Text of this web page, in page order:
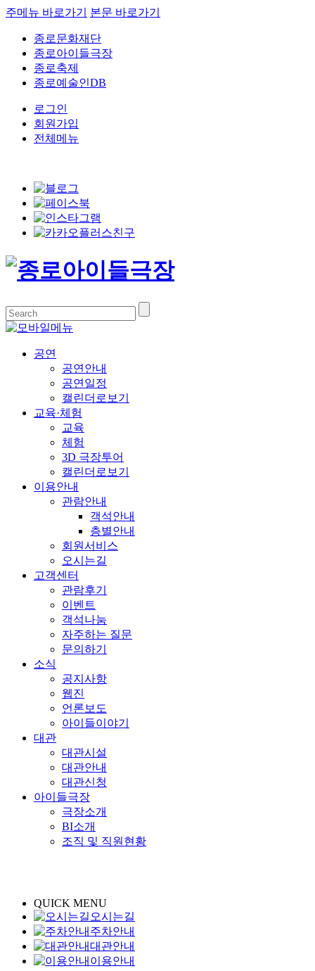
주메뉴 바로가기 본문 바로가기
종로문화재단
종로아이들극장
종로축제
종로예술인DB
로그인
회원가입
전체메뉴
공연
공연안내
공연일정
캘린더로보기
교육·체험
교육
체험
3D 극장투어
캘린더로보기
이용안내
관람안내
객석안내
층별안내
회원서비스
오시는길
고객센터
관람후기
이벤트
객석나눔
자주하는 질문
문의하기
소식
공지사항
웹진
언론보도
아이들이야기
대관
대관시설
대관안내
대관신청
아이들극장
극장소개
BI소개
조직 및 직원현황
QUICK MENU
오시는길
주차안내
대관안내
이용안내